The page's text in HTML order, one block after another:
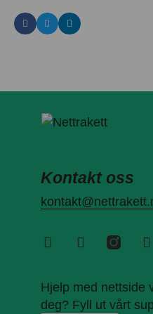
Kontakt oss
Hjelp med nettside
deg? Fyll ut vårt